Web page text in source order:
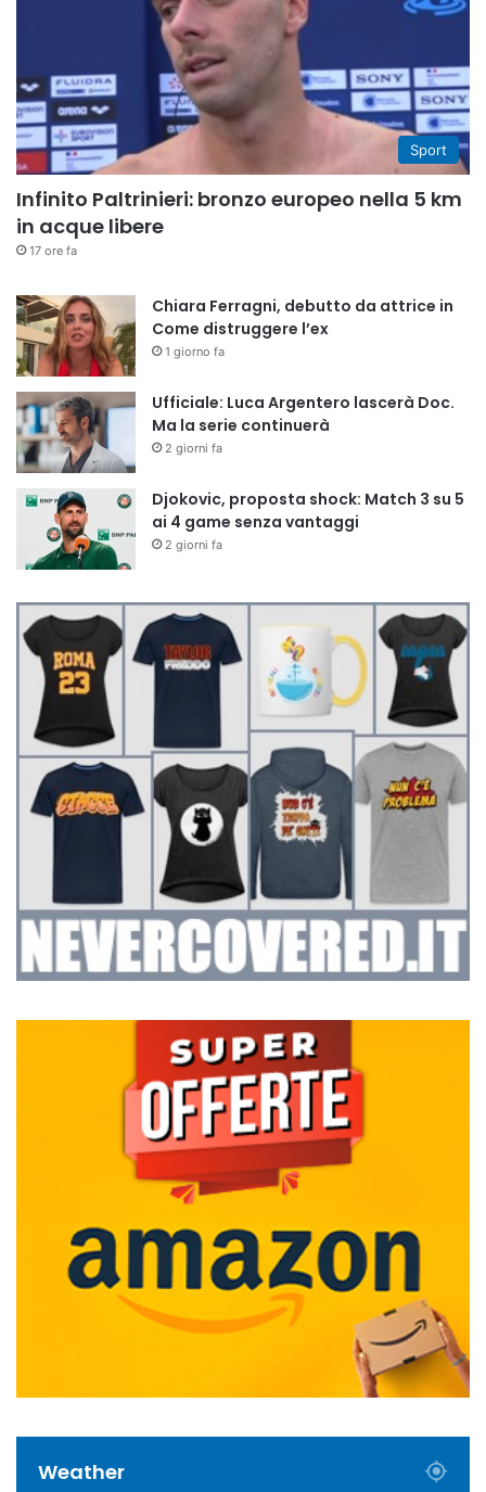
Sport
Infinito Paltrinieri: bronzo europeo nella 5 km
in acque libere
17 ore fa
Chiara Ferragni, debutto da attrice in
Come distruggere l’ex
1 giorno fa
Ufficiale: Luca Argentero lascerà Doc.
Ma la serie continuerà
2 giorni fa
Djokovic, proposta shock: Match 3 su 5
ai 4 game senza vantaggi
2 giorni fa
Weather